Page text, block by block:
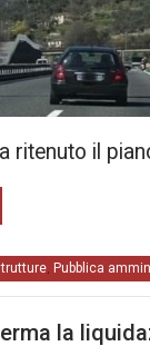
ritenuto il
Pubblica
la